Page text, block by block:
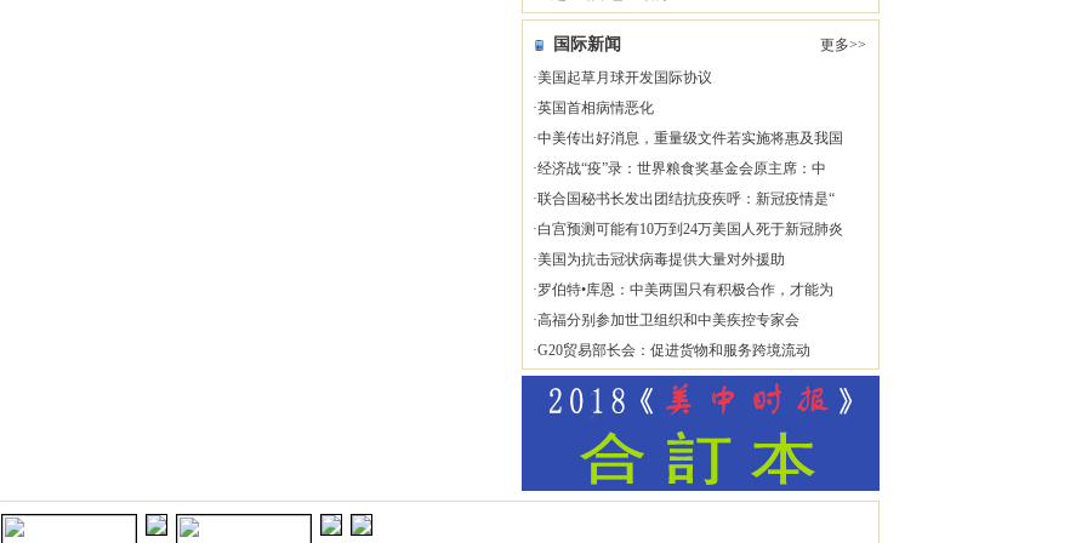
国际新闻
更多>>
·美国起草月球开发国际协议
·英国首相病情恶化
·中美传出好消息，重量级文件若实施将惠及我国
·经济战“疫”录：世界粮食奖基金会原主席：中
·联合国秘书长发出团结抗疫疾呼：新冠疫情是“
·白宫预测可能有10万到24万美国人死于新冠肺炎
·美国为抗击冠状病毒提供大量对外援助
·罗伯特•库恩：中美两国只有积极合作，才能为
·高福分别参加世卫组织和中美疾控专家会
·G20贸易部长会：促进货物和服务跨境流动